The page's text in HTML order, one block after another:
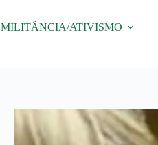
MILITÂNCIA/ATIVISMO